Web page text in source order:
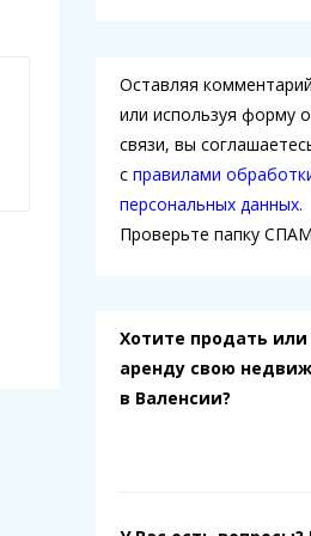
Оставляя
или используя форму
связи, вы
с правилами
персональных данных.
Проверьте папку
Хотите продать или
аренду свою
в Валенсии?